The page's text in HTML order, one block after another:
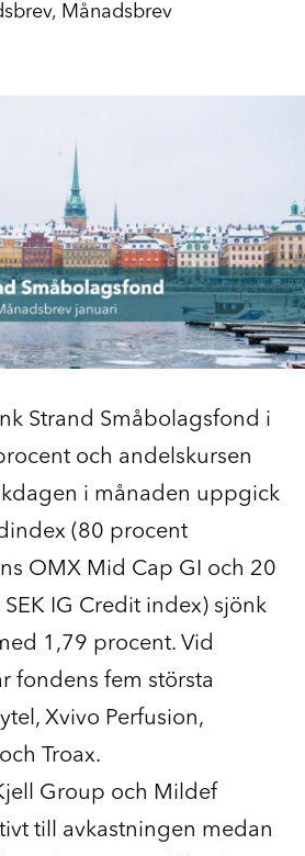
, Månadsbrev
Strand Småbolagsfond i
och andelskursen
i månaden uppgick
(80 procent
OMX Mid Cap GI och 20
IG Credit index) sjönk
1,79 procent. Vid
fondens fem största
Xvivo Perfusion,
Troax.
Group och Mildef
till avkastningen medan